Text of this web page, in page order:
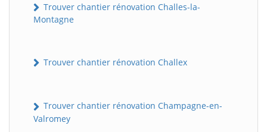
Trouver chantier rénovation Challes-la-
Montagne
Trouver chantier rénovation Challex
Trouver chantier rénovation Champagne-en-
Valromey